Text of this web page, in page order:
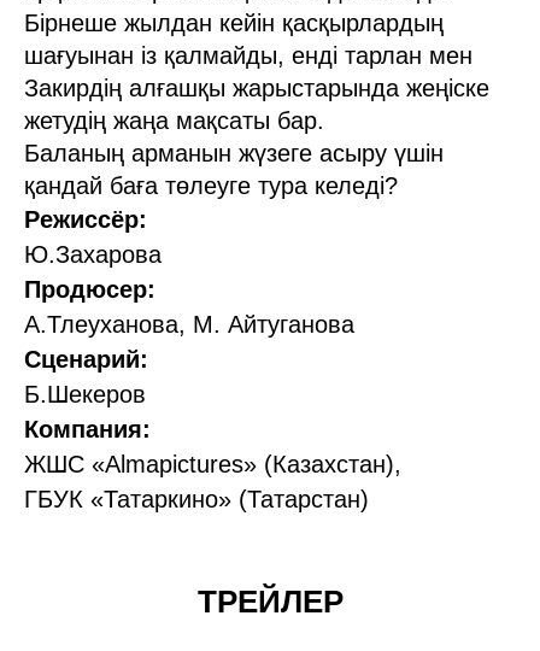
Бірнеше жылдан кейін қасқырлардың
шағуынан із қалмайды, енді тарлан мен
Закирдің алғашқы жарыстарында жеңіске
жетудің жаңа мақсаты бар.
Баланың арманын жүзеге асыру үшін
қандай баға төлеуге тура келеді?
Режиссёр:
Ю.Захарова
Продюсер:
А.Тлеуханова, М. Айтуганова
Сценарий:
Б.Шекеров
Компания:
ЖШС «Almapictures» (Казахстан),
ГБУК «Татаркино» (Татарстан)
ТРЕЙЛЕР